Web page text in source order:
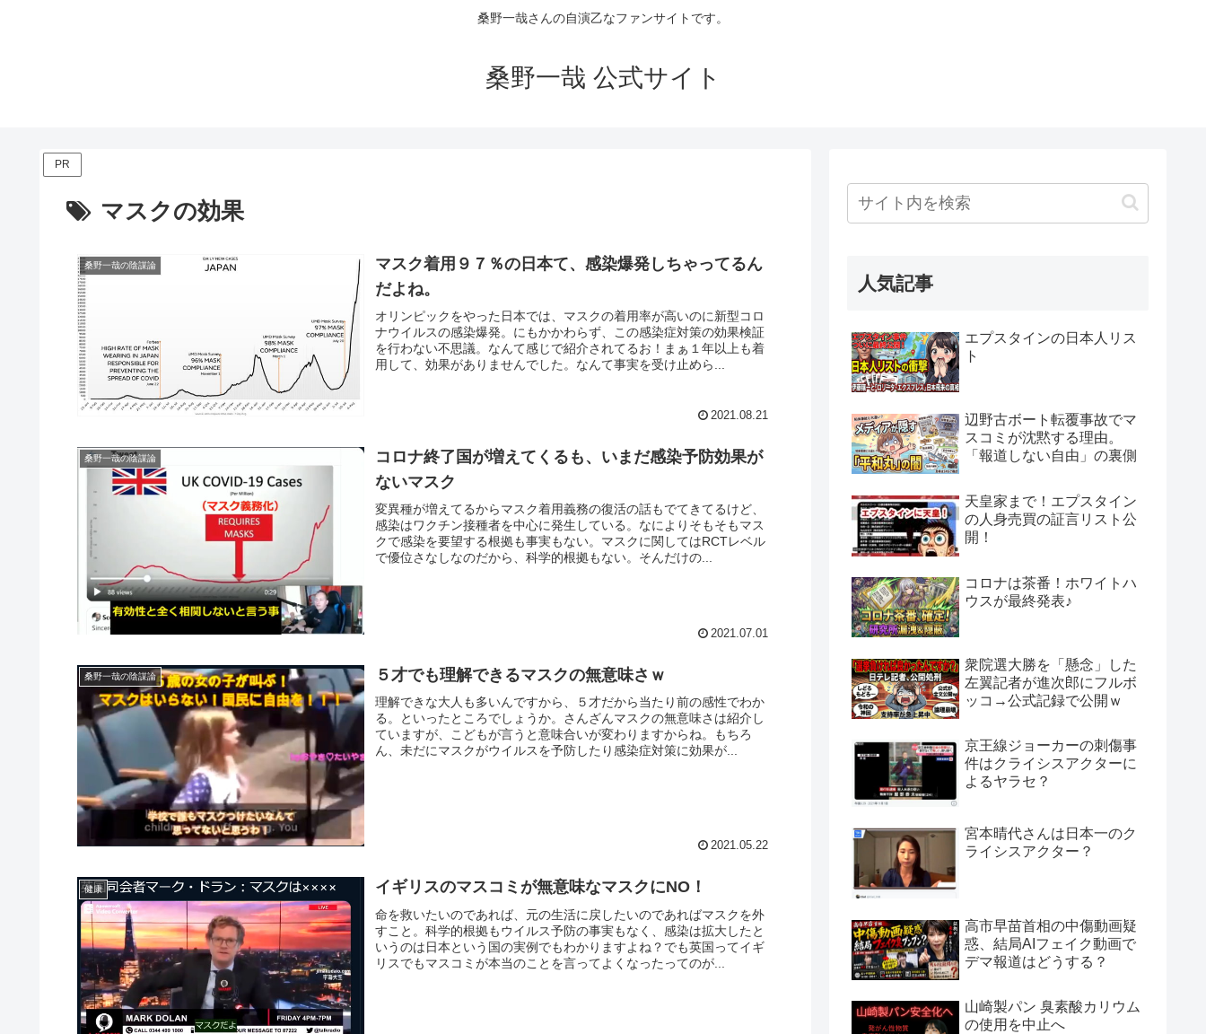
桑野一哉さんの自演乙なファンサイトです。
桑野一哉 公式サイト
PR
マスクの効果
桑野一哉の陰謀論
マスク着用９７％の日本て、感染爆発しちゃってるん
だよね。
オリンピックをやった日本では、マスクの着用率が高いのに新型コロ
ナウイルスの感染爆発。にもかかわらず、この感染症対策の効果検証
を行わない不思議。なんて感じで紹介されてるお！まぁ１年以上も着
用して、効果がありませんでした。なんて事実を受け止めら...
2021.08.21
桑野一哉の陰謀論
コロナ終了国が増えてくるも、いまだ感染予防効果が
ないマスク
変異種が増えてるからマスク着用義務の復活の話もでてきてるけど、
感染はワクチン接種者を中心に発生している。なによりそもそもマス
クで感染を要望する根拠も事実もない。マスクに関してはRCTレベル
で優位さなしなのだから、科学的根拠もない。そんだけの...
2021.07.01
桑野一哉の陰謀論 ５才でも理解できるマスクの無意味さｗ
理解できな大人も多いんですから、５才だから当たり前の感性でわか
る。といったところでしょうか。さんざんマスクの無意味さは紹介し
ていますが、こどもが言うと意味合いが変わりますからね。もちろ
ん、未だにマスクがウイルスを予防したり感染症対策に効果が...
2021.05.22
健康 イギリスのマスコミが無意味なマスクにNO！
命を救いたいのであれば、元の生活に戻したいのであればマスクを外
すこと。科学的根拠もウイルス予防の事実もなく、感染は拡大したと
いうのは日本という国の実例でもわかりますよね？でも英国ってイギ
リスでもマスコミが本当のことを言ってよくなったってのが...
人気記事
エプスタインの日本人リス
ト
辺野古ボート転覆事故でマ
スコミが沈黙する理由。
「報道しない自由」の裏側
天皇家まで！エプスタイン
の人身売買の証言リスト公
開！
コロナは茶番！ホワイトハ
ウスが最終発表♪
衆院選大勝を「懸念」した
左翼記者が進次郎にフルボ
ッコ→公式記録で公開ｗ
京王線ジョーカーの刺傷事
件はクライシスアクターに
よるヤラセ？
宮本晴代さんは日本一のク
ライシスアクター？
高市早苗首相の中傷動画疑
惑、結局AIフェイク動画で
デマ報道はどうする？
山崎製パン 臭素酸カリウム
の使用を中止へ